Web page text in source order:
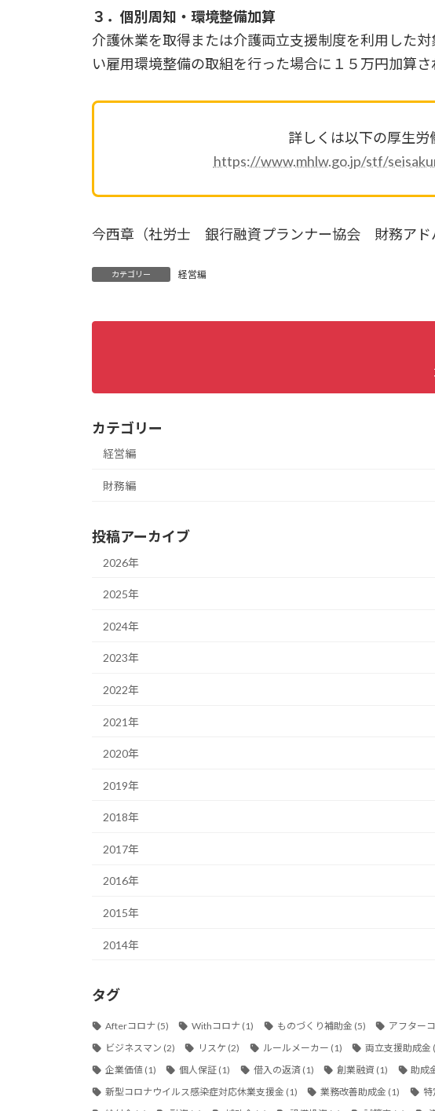
３．個別周知・環境整備加算
介護休業を取得または介護両立支援制度を利用した
い雇用環境整備の取組を行った場合に１５万円加算さ
詳しくは以下の厚生労
https://www.mhlw.go.jp/stf/
今西章（社労士 銀行融資プランナー協会 財務アド
カテゴリー 経営編
カテゴリー
経営編
財務編
投稿アーカイブ
2026年
2025年
2024年
2023年
2022年
2021年
2020年
2019年
2018年
2017年
2016年
2015年
2014年
タグ
Afterコロナ(5) Withコロナ (1) ものづくり補助金 (5) アフター
ビジネスマン (2) リスケ (2) ルールメーカー (1) 両立支援助成金
企業価値(1) 個人保証 (1) 借入の返済(1) 創業融資 (1) 助成
新型コロナウイルス感染症対応休業支援金 (1) 業務改善助成金 (1) 特